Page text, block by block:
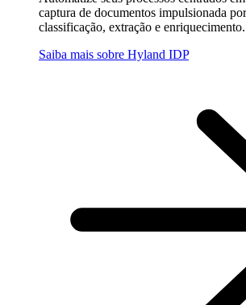
captura de documentos impulsionada
classificação, extração e enriquecimento.
Saiba mais sobre Hyland IDP